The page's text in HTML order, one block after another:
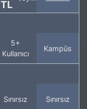
TL
5+
Kullanıcı
Kampüs
Sınırsız Sınırsız